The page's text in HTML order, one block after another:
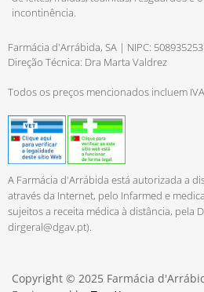
incontinência.
Farmácia d'Arrábida, SA | NIPC: 508935253
Direção Técnica: Dra Marta Valdrez
Todos os preços mencionados incluem
A Farmácia d'Arrábida está autorizada a
através da Internet, pelo Infarmed e
sujeitos a receita médica à distância, pela
dirgeral@dgav.pt).
Copyright © 2025 Farmácia